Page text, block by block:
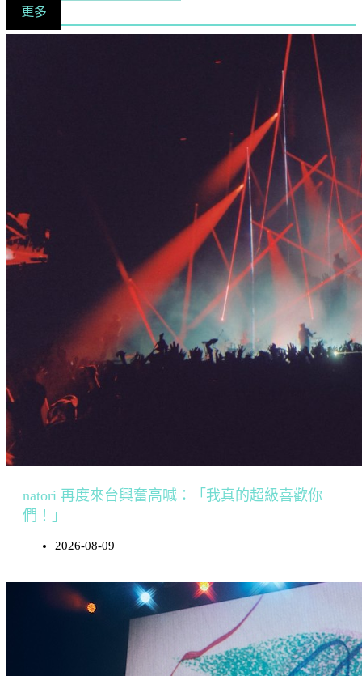
更多
natori 再度來台興奮高喊：「我真的超級喜歡你
們！」
2026-08-09